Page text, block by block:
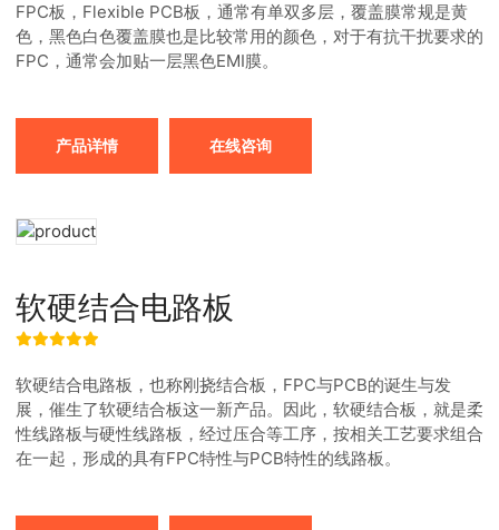
FPC板，Flexible PCB板，通常有单双多层，覆盖膜常规是黄
色，黑色白色覆盖膜也是比较常用的颜色，对于有抗干扰要求的
FPC，通常会加贴一层黑色EMI膜。
产品详情 在线咨询
软硬结合电路板
软硬结合电路板，也称刚挠结合板，FPC与PCB的诞生与发
展，催生了软硬结合板这一新产品。因此，软硬结合板，就是柔
性线路板与硬性线路板，经过压合等工序，按相关工艺要求组合
在一起，形成的具有FPC特性与PCB特性的线路板。